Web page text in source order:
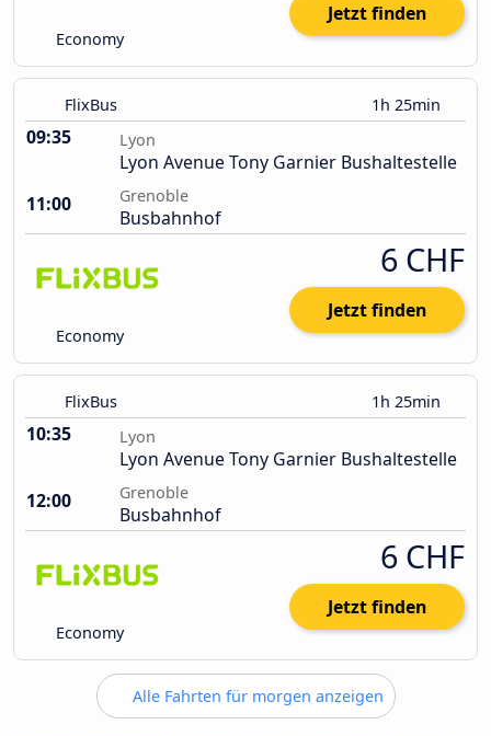
Economy
Jetzt finden
FlixBus 1h 25min
09:35 Lyon
Lyon Avenue Tony Garnier Bushaltestelle
11:00
Grenoble
Busbahnhof
Economy
6 CHF
Jetzt finden
FlixBus 1h 25min
10:35 Lyon
Lyon Avenue Tony Garnier Bushaltestelle
12:00
Grenoble
Busbahnhof
Economy
6 CHF
Jetzt finden
Alle Fahrten für morgen anzeigen